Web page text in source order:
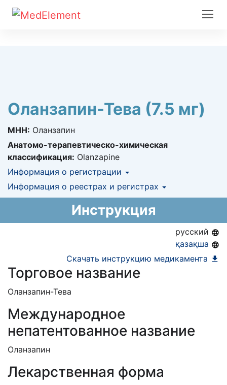
Оланзапин-Тева (7.5 мг)
МНН: Оланзапин
Анатомо-терапевтическо-химическая
классификация: Olanzapine
Информация о регистрации
Номер регистрации в РК:№ РК-ЛС-5№021094
Информация о реестрах и регистрах
амбулаторного лекарственного обеспечения)
Инструкция
русский
қазақша
Скачать инструкцию медикамента
Торговое название
Оланзапин-Тева
Международное
непатентованное название
Оланзапин
Лекарственная форма